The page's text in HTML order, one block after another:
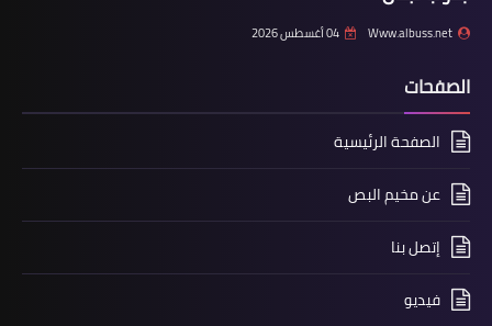
أخبار المخيمات
*وفد انتماء في ضيافة جمعية الجليل
الخيرية الاجتماعية*
Www.albuss.net 04 أغسطس 2026
الصفحات
الصفحة الرئيسية
عن مخيم البص
إتصل بنا
فيديو